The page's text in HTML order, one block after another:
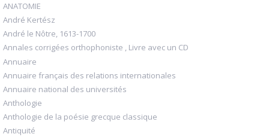
ANATOMIE
André Kertész
André le Nôtre, 1613-1700
Annales corrigées orthophoniste , Livre avec un CD
Annuaire
Annuaire français des relations internationales
Annuaire national des universités
Anthologie
Anthologie de la poésie grecque classique
Antiquité